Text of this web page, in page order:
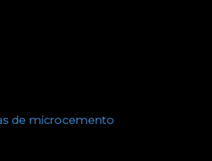
de microcemento